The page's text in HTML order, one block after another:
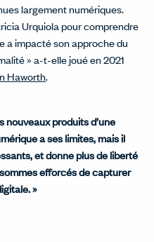
largement numériques.
Urquiola pour comprendre
a impacté son approche du
» a-t-elle joué en 2021
Haworth.
nouveaux produits d’une
a ses limites, mais il
et donne plus de liberté
efforcés de capturer
»